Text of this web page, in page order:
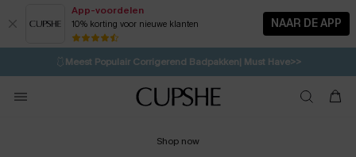
App-voordelen
10% korting voor nieuwe klanten NAAR DE APP
⚡️LAATSTE KANS | Tot 50% korting>>
🩱Meest Populair Corrigerend Badpakken| Must Have>>
💌Abonneer je & ontvang tot 15% korting>>
Koop 2, krijg 10% korting | CODE: AG18
Shop now